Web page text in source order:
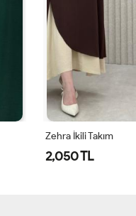
Zehra İkili Takım
2,050 TL